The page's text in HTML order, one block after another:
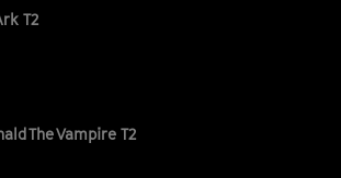
T2
The Vampire T2